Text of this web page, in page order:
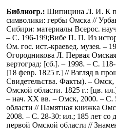
Библиогр.: Шипицина Л. И. К
символики: гербы Омска //
Сибири: материалы Всерос.
– С. 196-199;Вибе П. П. Из
Ом. гос. ист.-краевед. музея. –
Огородникова Л. Первая
вертоград: [сб.]. – 1998. – С.
[18 февр. 1825 г.] // Взгляд в
Свидетельства. Факты). –
Омской области. 1825 г.: [цв.
– нач. ХХ вв. – Омск, 2000. –
области // Памятная книжка
2008. – С. 28-30: ил.; 185 лет со
первой Омской области //